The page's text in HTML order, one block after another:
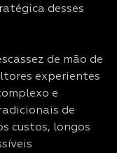
desses
de mão de
experientes
e
de
custos, longos